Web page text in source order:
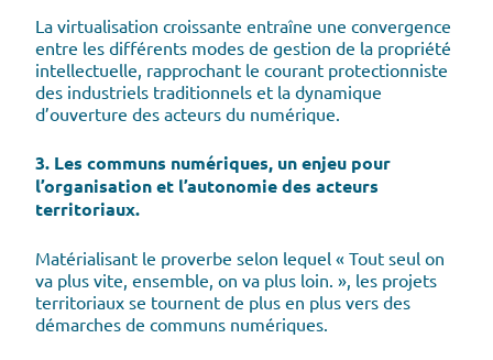
La virtualisation croissante entraîne une convergence
entre les différents modes de gestion de la propriété
intellectuelle, rapprochant le courant protectionniste
des industriels traditionnels et la dynamique
d’ouverture des acteurs du numérique.
3. Les communs numériques, un enjeu pour
l’organisation et l’autonomie des acteurs
territoriaux.
Matérialisant le proverbe selon lequel « Tout seul on
va plus vite, ensemble, on va plus loin. », les projets
territoriaux se tournent de plus en plus vers des
démarches de communs numériques.